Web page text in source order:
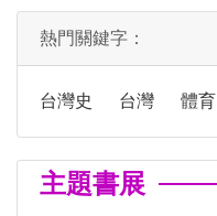
熱門關鍵字：
台灣史 台灣 體育
主題書展